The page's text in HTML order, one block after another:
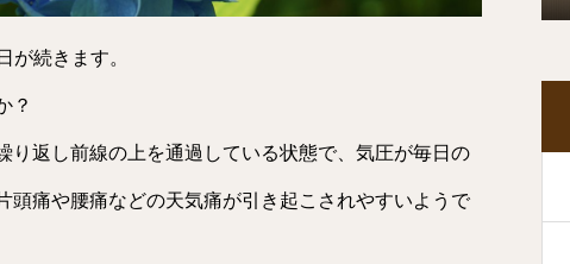
続きます。
？
り返し前線の上を通過している状態で、気圧が毎日の
頭痛や腰痛などの天気痛が引き起こされやすいようで